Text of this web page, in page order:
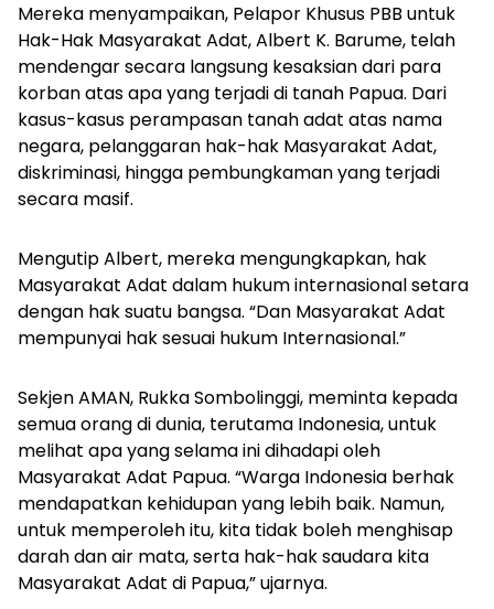
Mereka menyampaikan, Pelapor Khusus PBB untuk
Hak-Hak Masyarakat Adat, Albert K. Barume, telah
mendengar secara langsung kesaksian dari para
korban atas apa yang terjadi di tanah Papua. Dari
kasus-kasus perampasan tanah adat atas nama
negara, pelanggaran hak-hak Masyarakat Adat,
diskriminasi, hingga pembungkaman yang terjadi
secara masif.
Mengutip Albert, mereka mengungkapkan, hak
Masyarakat Adat dalam hukum internasional setara
dengan hak suatu bangsa. “Dan Masyarakat Adat
mempunyai hak sesuai hukum Internasional.”
Sekjen AMAN, Rukka Sombolinggi, meminta kepada
semua orang di dunia, terutama Indonesia, untuk
melihat apa yang selama ini dihadapi oleh
Masyarakat Adat Papua. “Warga Indonesia berhak
mendapatkan kehidupan yang lebih baik. Namun,
untuk memperoleh itu, kita tidak boleh menghisap
darah dan air mata, serta hak-hak saudara kita
Masyarakat Adat di Papua,” ujarnya.